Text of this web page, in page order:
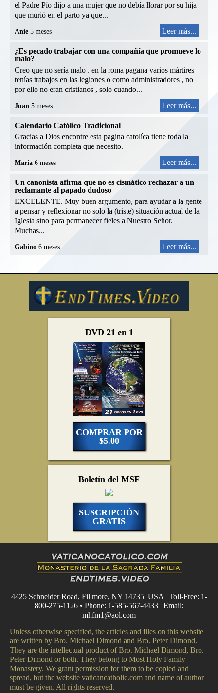
el Padre Pío dijo a una mujer que no debía llorar por su hija
que murió en el parto ya que...
Anie 5 meses Leer más...
¿Es pecado trabajar con una compañía que promueve lo
malo?
Creo que no sería malo , en la roma pagana varios mártires
tenías trabajos en las legiones o como administradores , no
por ello no eran cristianos , solo cuando...
Juan 5 meses Leer más...
Calendario Católico Tradicional
Gracias a Dios encontre esta pagina catolíca tiene toda la
información completa que necesito.
Maria 6 meses Leer más...
Un canonista afirma que no es cismático rechazar a un
reclamante al papado dudoso
EXCELENTE. Muy buen argumento, para ayudar a la gente
a pensar y reflexionar no solo la (triste) situación actual de la
Iglesia sino para permanecer fieles a Nuestro Señor.
Muchas...
Gabino 6 meses Leer más...
DVD 21 en 1
COMPRAR POR
$5.00
Boletín del MSF
SUSCRIPCIÓN
GRATIS
4425 Schneider Road, Fillmore, NY 14735, USA | Toll-Free: 1-
800-275-1126 • Phone: 1-585-567-4433 | Email:
mhfm1@aol.com
Unless otherwise specified, the articles and files on this website
are written by Bro. Michael Dimond and Bro. Peter Dimond.
They are the intellectual product of Bro. Michael Dimond, Bro.
Peter Dimond or both. They belong to Most Holy Family
Monastery. We grant permission for them to be copied and
spread, but the website vaticancatholic.com and name of author
must be given. All rights reserved.